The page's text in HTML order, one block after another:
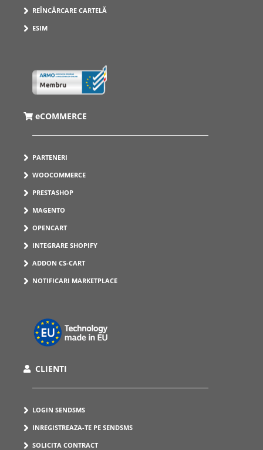
REÎNCĂRCARE CARTELĂ
ESIM
eCOMMERCE
PARTENERI
WOOCOMMERCE
PRESTASHOP
MAGENTO
OPENCART
INTEGRARE SHOPIFY
ADDON CS-CART
NOTIFICARI MARKETPLACE
CLIENTI
LOGIN SENDSMS
INREGISTREAZA-TE PE SENDSMS
SOLICITA CONTRACT